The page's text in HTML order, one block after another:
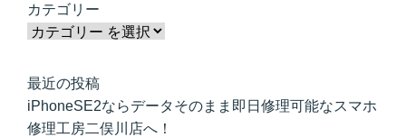
カテゴリー
最近の投稿
iPhoneSE2ならデータそのまま即日修理可能なスマホ
修理工房二俣川店へ！